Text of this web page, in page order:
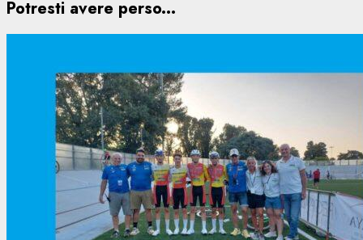
Potresti avere perso...